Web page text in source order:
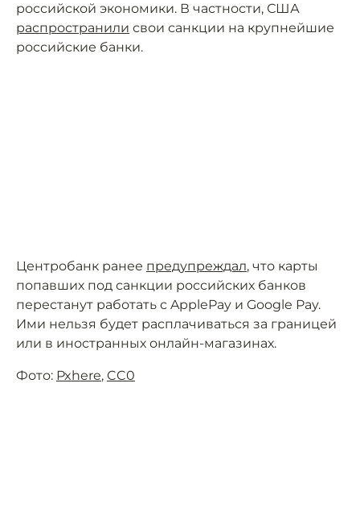
российской экономики. В частности, США
распространили свои санкции на крупнейшие
российские банки.
Центробанк ранее предупреждал, что карты
попавших под санкции российских банков
перестанут работать с ApplePay и Google Pay.
Ими нельзя будет расплачиваться за границей
или в иностранных онлайн-магазинах.
Фото: Pxhere, CC0